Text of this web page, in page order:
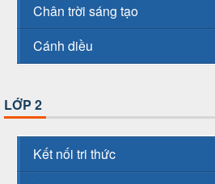
Chân trời sáng tạo
Cánh diều
LỚP 2
Kết nối tri thức